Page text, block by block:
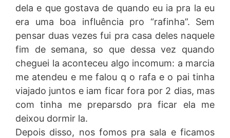
dela e que gostava de quando eu ia pra la eu
era uma boa influência pro “rafinha”. Sem
pensar duas vezes fui pra casa deles naquele
fim de semana, so que dessa vez quando
cheguei la aconteceu algo incomum: a marcia
me atendeu e me falou q o rafa e o pai tinha
viajado juntos e iam ficar fora por 2 dias, mas
com tinha me preparsdo pra ficar ela me
deixou dormir la.
Depois disso, nos fomos pra sala e ficamos